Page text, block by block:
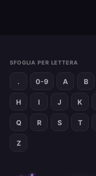
SFOGLIA PER LETTERA
. 0-9 A B
H I J K
Q R S T
Z